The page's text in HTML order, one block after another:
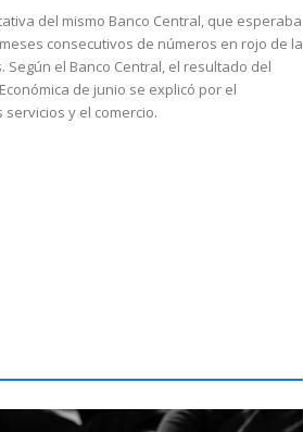
del mismo Banco Central, que esperaba
consecutivos de números en rojo de la
Según el Banco Central, el resultado del
de junio se explicó por el
y el comercio.